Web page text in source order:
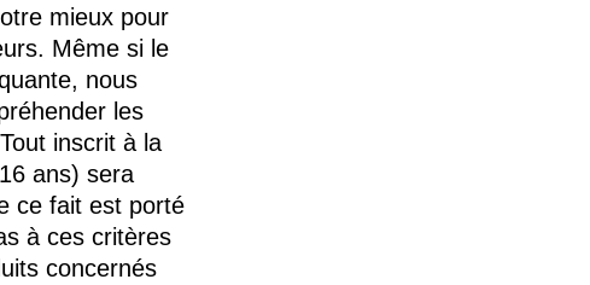
mieux pour
Même si le
nous
les
inscrit à la
ans) sera
ce fait est porté
à ces critères
concernés